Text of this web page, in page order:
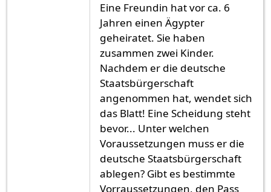
Eine Freundin hat vor ca. 6
Jahren einen Ägypter
geheiratet. Sie haben
zusammen zwei Kinder.
Nachdem er die deutsche
Staatsbürgerschaft
angenommen hat, wendet sich
das Blatt! Eine Scheidung steht
bevor... Unter welchen
Voraussetzungen muss er die
deutsche Staatsbürgerschaft
ablegen? Gibt es bestimmte
Vorraussetzungen, den Pass